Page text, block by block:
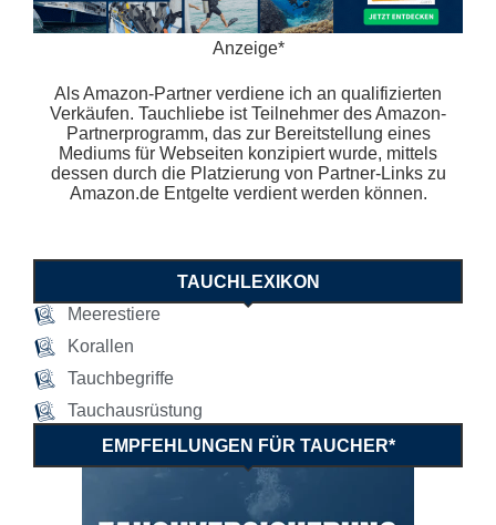
Anzeige*
Als Amazon-Partner verdiene ich an qualifizierten
Verkäufen. Tauchliebe ist Teilnehmer des Amazon-
Partnerprogramm, das zur Bereitstellung eines
Mediums für Webseiten konzipiert wurde, mittels
dessen durch die Platzierung von Partner-Links zu
Amazon.de Entgelte verdient werden können.
TAUCHLEXIKON
Meerestiere
Korallen
Tauchbegriffe
Tauchausrüstung
EMPFEHLUNGEN FÜR TAUCHER*